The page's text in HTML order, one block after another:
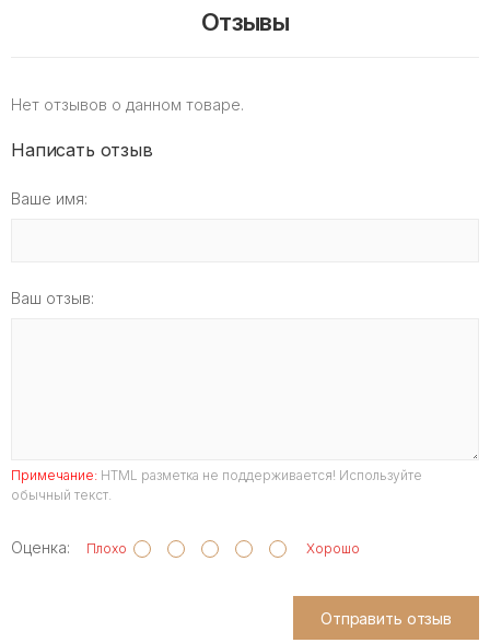
Отзывы
Нет отзывов о данном товаре.
Написать отзыв
Ваше имя:
Ваш отзыв:
Примечание: HTML разметка не поддерживается! Используйте
обычный текст.
Оценка: Плохо Хорошо
Отправить отзыв